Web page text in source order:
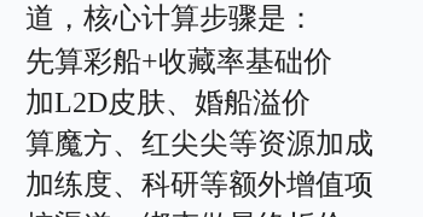
道，核心计算步骤是：
先算彩船+收藏率基础价
加L2D皮肤、婚船溢价
算魔方、红尖尖等资源加成
加练度、科研等额外增值项